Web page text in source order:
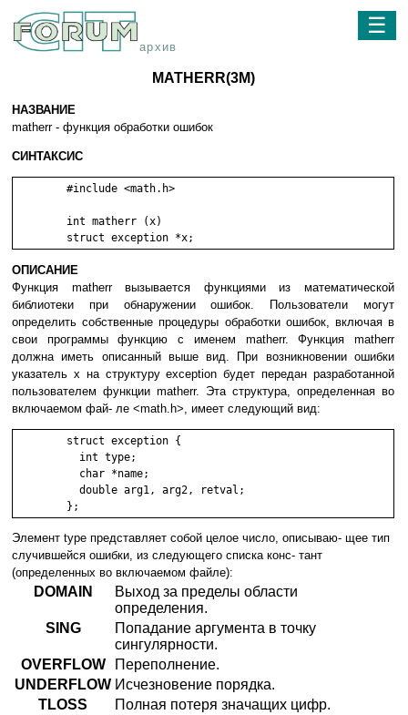
архив
☰
MATHERR(3M)
НАЗВАНИЕ
matherr - функция обработки ошибок
СИНТАКСИС
ОПИСАНИЕ
Функция matherr вызывается функциями из математической
библиотеки при обнаружении ошибок. Пользователи могут
определить собственные процедуры обработки ошибок, включая в
свои программы функцию с именем matherr. Функция matherr
должна иметь описанный выше вид. При возникновении ошибки
указатель x на структуру exception будет передан разработанной
пользователем функции matherr. Эта структура, определенная во
включаемом фай- ле <math.h>, имеет следующий вид:
Элемент type представляет собой целое число, описываю- щее тип
случившейся ошибки, из следующего списка конс- тант
(определенных во включаемом файле):
DOMAIN
Выход за пределы области
определения.
SING
Попадание аргумента в точку
сингулярности.
OVERFLOW
Переполнение.
UNDERFLOW Исчезновение порядка.
TLOSS
Полная потеря значащих цифр.